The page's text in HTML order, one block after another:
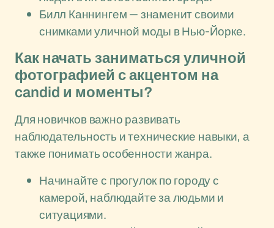
Билл Каннингем — знаменит своими
снимками уличной моды в Нью-Йорке.
Как начать заниматься уличной
фотографией с акцентом на
candid и моменты?
Для новичков важно развивать
наблюдательность и технические навыки, а
также понимать особенности жанра.
Начинайте с прогулок по городу с
камерой, наблюдайте за людьми и
ситуациями.